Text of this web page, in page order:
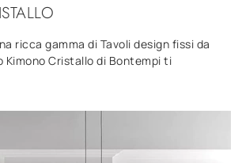
ricca gamma di Tavoli design fissi da
Kimono Cristallo di Bontempi ti